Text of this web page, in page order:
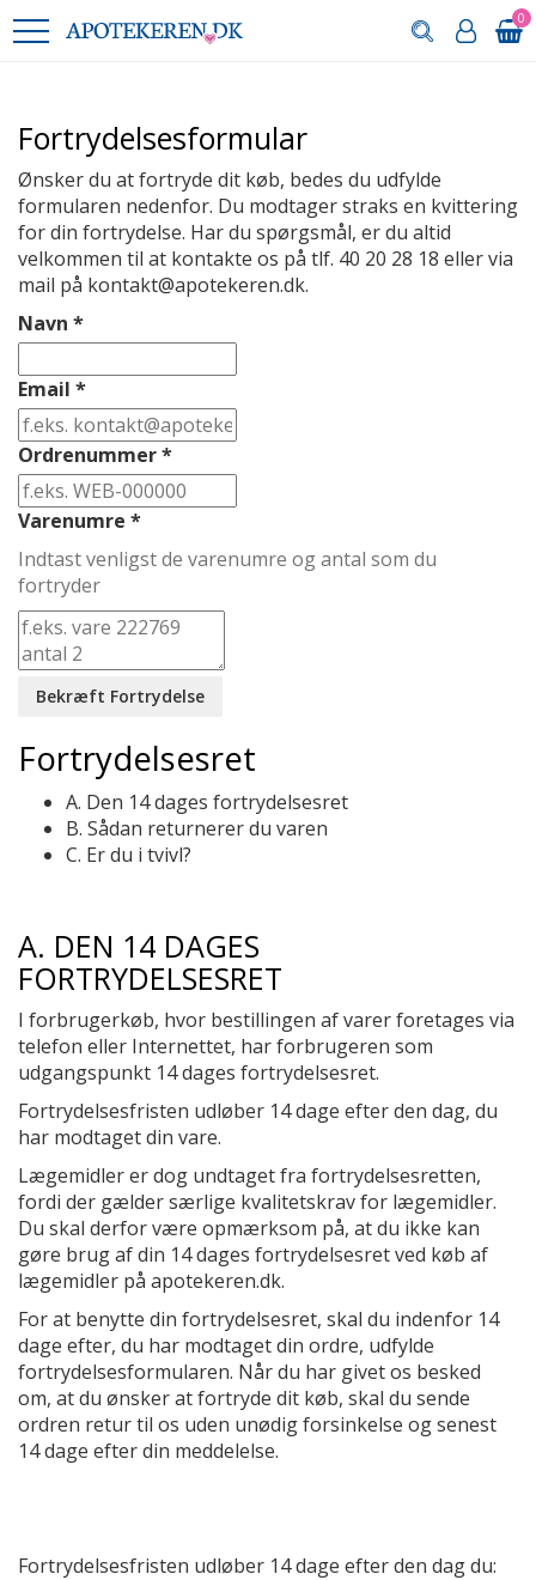
0
Fortrydelsesformular
Ønsker du at fortryde dit køb, bedes du udfylde
formularen nedenfor. Du modtager straks en kvittering
for din fortrydelse. Har du spørgsmål, er du altid
velkommen til at kontakte os på tlf. 40 20 28 18 eller via
mail på kontakt@apotekeren.dk.
Navn *
Email *
Ordrenummer*
Varenumre *
Indtast venligst de varenumre og antal som du
fortryder
Fortrydelsesret
A. Den 14 dages fortrydelsesret
B. Sådan returnerer du varen
C. Er du i tvivl?
A. DEN 14 DAGES
FORTRYDELSESRET
I forbrugerkøb, hvor bestillingen af varer foretages via
telefon eller Internettet, har forbrugeren som
udgangspunkt 14 dages fortrydelsesret.
Fortrydelsesfristen udløber 14 dage efter den dag, du
har modtaget din vare.
Lægemidler er dog undtaget fra fortrydelsesretten,
fordi der gælder særlige kvalitetskrav for lægemidler.
Du skal derfor være opmærksom på, at du ikke kan
gøre brug af din 14 dages fortrydelsesret ved køb af
lægemidler på apotekeren.dk.
For at benytte din fortrydelsesret, skal du indenfor 14
dage efter, du har modtaget din ordre, udfylde
fortrydelsesformularen. Når du har givet os besked
om, at du ønsker at fortryde dit køb, skal du sende
ordren retur til os uden unødig forsinkelse og senest
14 dage efter din meddelelse.
Fortrydelsesfristen udløber 14 dage efter den dag du: